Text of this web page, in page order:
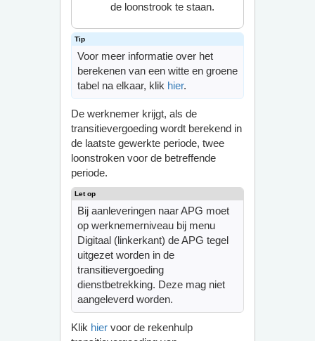
de loonstrook te staan.
Voor meer informatie over het
berekenen van een witte en groene
tabel na elkaar, klik hier.
De werknemer krijgt, als de
transitievergoeding wordt berekend in
de laatste gewerkte periode, twee
loonstroken voor de betreffende
periode.
Bij aanleveringen naar APG moet
op werknemerniveau bij menu
Digitaal (linkerkant) de APG tegel
uitgezet worden in de
transitievergoeding
dienstbetrekking. Deze mag niet
aangeleverd worden.
Klik hier voor de rekenhulp